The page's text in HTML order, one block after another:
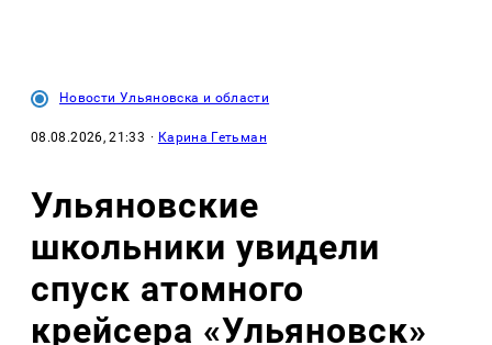
Новости Ульяновска и области
08.08.2026, 21:33 · Карина Гетьман
Ульяновские
школьники увидели
спуск атомного
крейсера «Ульяновск»